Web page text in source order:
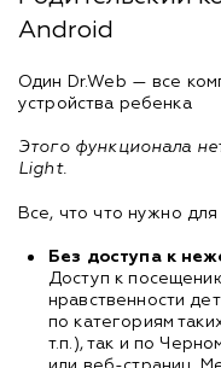
Android
Один Dr.Web — все
устройства ребенка
Этого функционала
Light.
Все, что что нужно
Без доступа к
Доступ к
нравственности
по категориям
т.п.), так и по